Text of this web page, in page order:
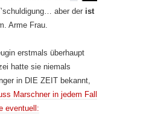
aber der ist
Arme Frau.
erstmals überhaupt
hatte sie niemals
in DIE ZEIT bekannt,
Marschner in jedem Fall
eventuell: